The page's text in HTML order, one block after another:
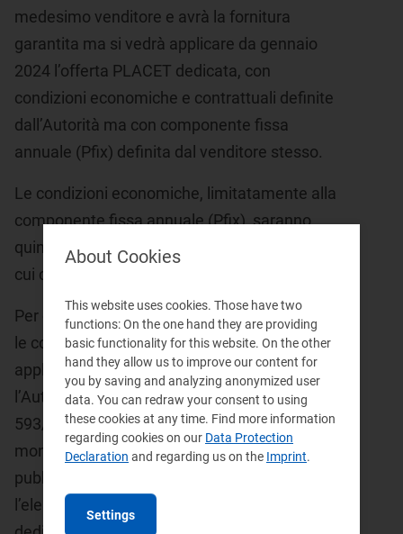
medesimo venditore e avrà la fornitura
garantita ma si vedrà applicare da gennaio
2024 l’offerta PLACET dedicata, con
condizioni economiche e contrattuali definite
dall’Autorità ma con componente fissa
annuale (Pfix) definita dal venditore stesso.
Le condizioni economiche, limitatamente alla
componente fissa annuale (Pfix), saranno
quindi diverse in funzione del venditore con
cui ci si trova al momento.
Per consentire una migliore comparazione tra
le condizioni economiche che verranno
applicate e quelle disponibili sul mercato,
l’Autorità - in occasione della delibera
593/2023/R/gas con cui ha completato il
monitoraggio delle condizioni offerte - ha
pubblicato su www.arera.it/consumatori
l’elenco dei codici offerta relativi alle PLACET
About Cookies
This website uses cookies. Those have two
functions: On the one hand they are providing
basic functionality for this website. On the other
hand they allow us to improve our content for
you by saving and analyzing anonymized user
data. You can redraw your consent to using
these cookies at any time. Find more information
regarding cookies on our Data Protection
Declaration and regarding us on the Imprint.
Settings